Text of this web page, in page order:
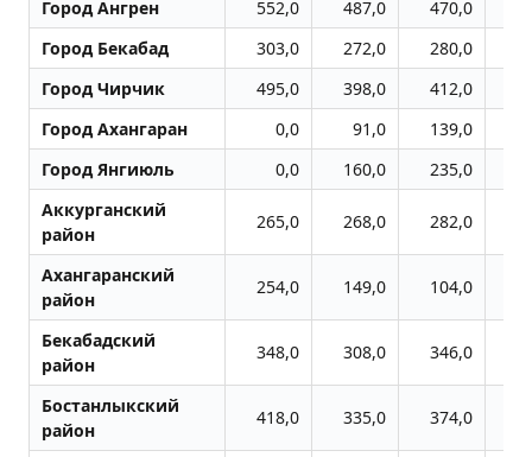
Город Ангрен
552,0 487,0 470,0
Город Бекабад
303,0 272,0 280,0
Город Чиpчик
495,0 398,0 412,0
Город Ахангаран
0,0 91,0 139,0
Город Янгиюль
0,0 160,0 235,0
Аккурганский
район
265,0 268,0 282,0
Ахангаранский
район
254,0 149,0 104,0
Бекабадский
район
348,0 308,0 346,0
Бостанлыкский
район
418,0 335,0 374,0